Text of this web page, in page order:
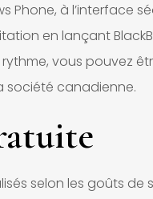
Phone, à l’interface
en lançant
vous pouvez
société canadienne.